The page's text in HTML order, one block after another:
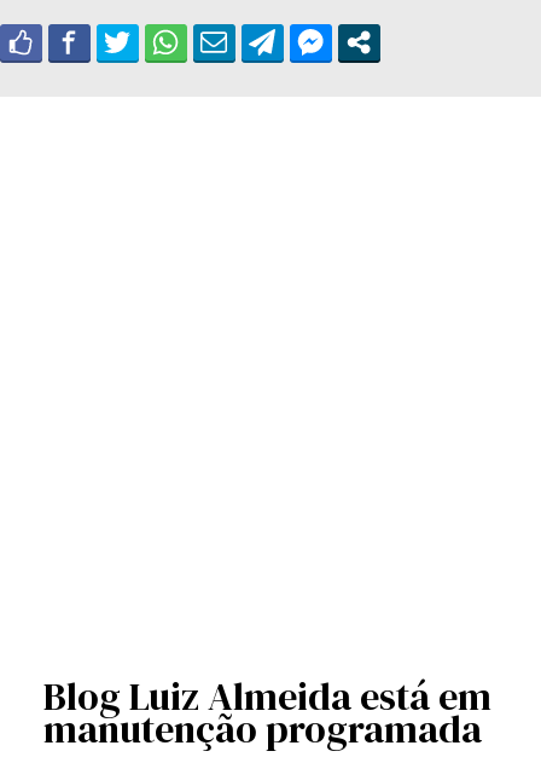
Blog Luiz Almeida está em
manutenção programada